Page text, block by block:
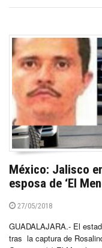
México: Jalisco
esposa de ‘El
27/05/2018
GUADALAJARA.- El
tras la captura de